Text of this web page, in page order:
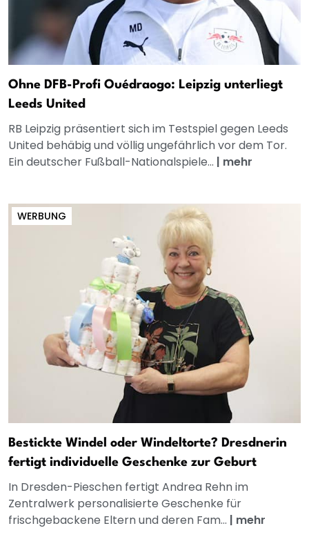
Ohne DFB-Profi Ouédraogo: Leipzig unterliegt
Leeds United
RB Leipzig präsentiert sich im Testspiel gegen Leeds
United behäbig und völlig ungefährlich vor dem Tor.
Ein deutscher Fußball-Nationalspiele... | mehr
WERBUNG
Bestickte Windel oder Windeltorte? Dresdnerin
fertigt individuelle Geschenke zur Geburt
In Dresden-Pieschen fertigt Andrea Rehn im
Zentralwerk personalisierte Geschenke für
frischgebackene Eltern und deren Fam... | mehr